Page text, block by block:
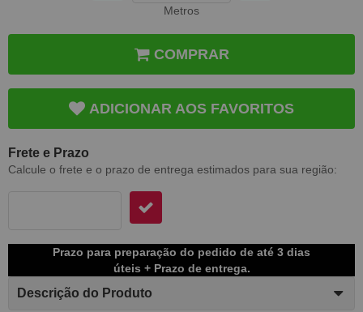
Metros
COMPRAR
ADICIONAR AOS FAVORITOS
Frete e Prazo
Calcule o frete e o prazo de entrega estimados para sua região:
Prazo para preparação do pedido de até 3 dias
úteis + Prazo de entrega.
Descrição do Produto